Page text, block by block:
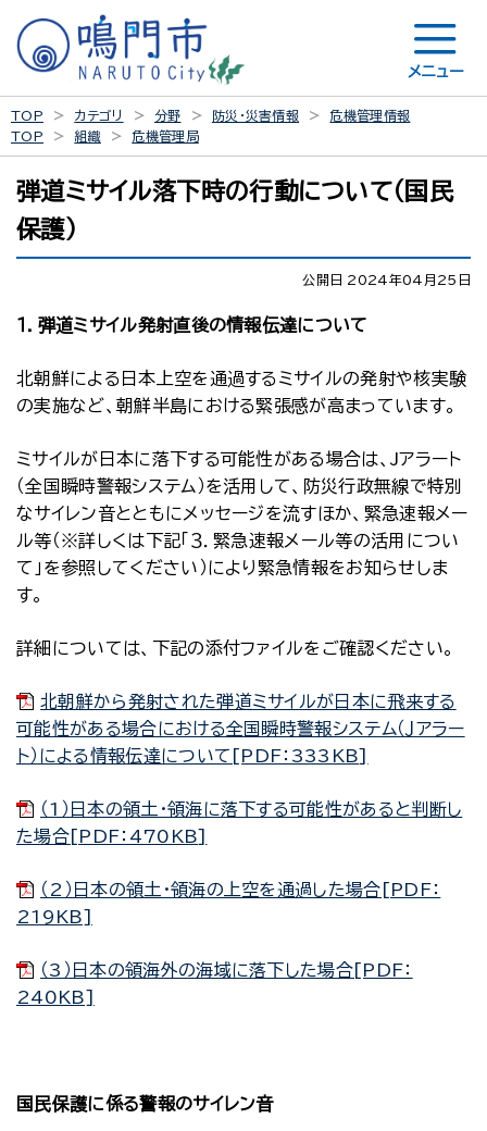
メニュー
TOP カテゴリ 分野 防災・災害情報
危機管理情報
TOP
組織 危機管理局
弾道ミサイル落下時の行動について（国民
保護）
公開日 2024年04月25日
１．弾道ミサイル発射直後の情報伝達について
北朝鮮による日本上空を通過するミサイルの発射や核実験
の実施など、朝鮮半島における緊張感が高まっています。
ミサイルが日本に落下する可能性がある場合は、Jアラート
（全国瞬時警報システム）を活用して、防災行政無線で特別
なサイレン音とともにメッセージを流すほか、緊急速報メー
ル等（※詳しくは下記「３．緊急速報メール等の活用につい
て」を参照してください）により緊急情報をお知らせしま
す。
詳細については、下記の添付ファイルをご確認ください。
北朝鮮から発射された弾道ミサイルが日本に飛来する
可能性がある場合における全国瞬時警報システム（Ｊアラー
ト）による情報伝達について[PDF：333KB]
（1）日本の領土・領海に落下する可能性があると判断し
た場合[PDF：470KB]
（2）日本の領土・領海の上空を通過した場合[PDF：
219KB]
（3）日本の領海外の海域に落下した場合[PDF：
240KB]
国民保護に係る警報のサイレン音